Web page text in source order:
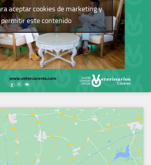
aceptar cookies de marketing y
permitir este contenido